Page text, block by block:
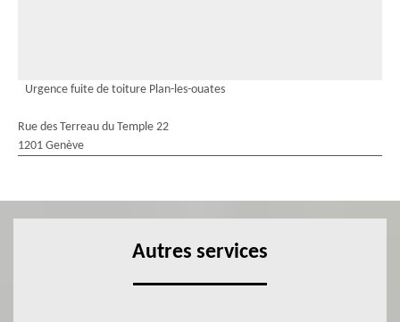
Urgence fuite de toiture Plan-les-ouates
Rue des Terreau du Temple 22
1201 Genève
Autres services